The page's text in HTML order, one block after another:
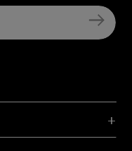
Youtube
TikTok